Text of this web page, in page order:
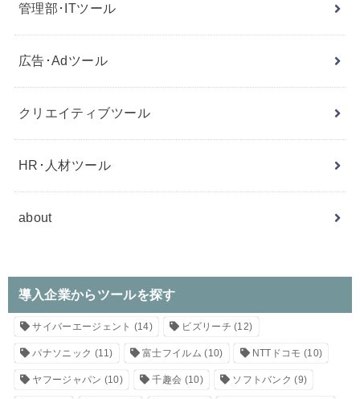
管理部･ITツール
広告･Adツール
クリエイティブツール
HR･人材ツール
about
導入企業からツールを探す
サイバーエージェント (14) ビズリーチ (12)
パナソニック (11) 富士フイルム (10) NTTドコモ (10)
ヤフージャパン (10) 千趣会 (10) ソフトバンク (9)